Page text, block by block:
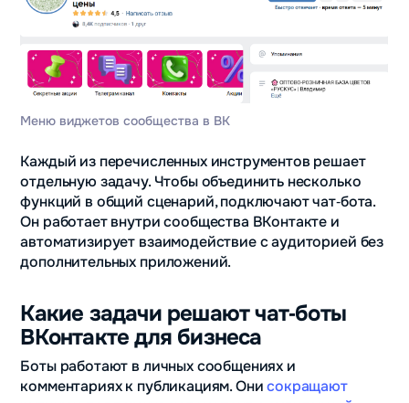
Меню виджетов сообщества в ВК
Каждый из перечисленных инструментов решает
отдельную задачу. Чтобы объединить несколько
функций в общий сценарий, подключают чат‑бота.
Он работает внутри сообщества ВКонтакте и
автоматизирует взаимодействие с аудиторией без
дополнительных приложений.
Какие задачи решают чат‑боты
ВКонтакте для бизнеса
Боты работают в личных сообщениях и
комментариях к публикациям. Онисокращают